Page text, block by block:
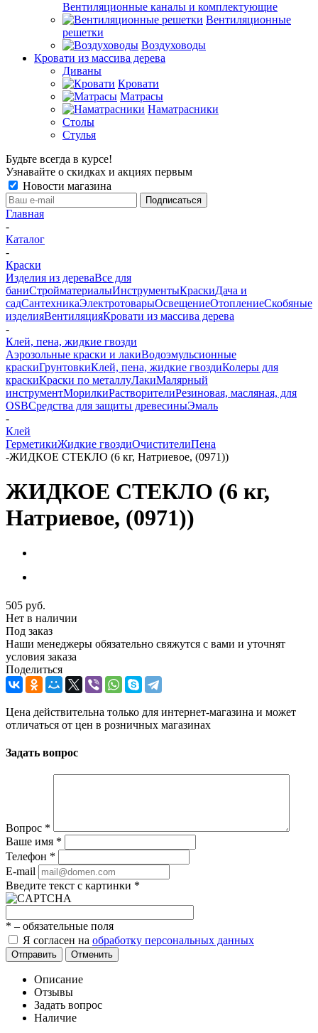
Вентиляционные каналы и комплектующие
Вентиляционные
решетки
Воздуховоды
Кровати из массива дерева
Диваны
Кровати
Матрасы
Наматрасники
Столы
Стулья
Будьте всегда в курсе!
Узнавайте о скидках и акциях первым
Новости магазина
Главная
-
Каталог
-
Краски
Изделия из дереваВсе для
баниСтройматериалыИнструментыКраскиДача и
садСантехникаЭлектротоварыОсвещениеОтоплениеСкобяные
изделияВентиляцияКровати из массива дерева
-
Клей, пена, жидкие гвозди
Аэрозольные краски и лакиВодоэмульсионные
краскиГрунтовкиКлей, пена, жидкие гвоздиКолеры для
краскиКраски по металлуЛакиМалярный
инструментМорилкиРастворителиРезиновая, масляная, для
OSBСредства для защиты древесиныЭмаль
-
Клей
ГерметикиЖидкие гвоздиОчистителиПена
-ЖИДКОЕ СТЕКЛО (6 кг, Натриевое, (0971))
ЖИДКОЕ СТЕКЛО (6 кг,
Натриевое, (0971))
505 руб.
Нет в наличии
Под заказ
Наши менеджеры обязательно свяжутся с вами и уточнят
условия заказа
Поделиться
Цена действительна только для интернет-магазина и может
отличаться от цен в розничных магазинах
Задать вопрос
Вопрос *
Ваше имя *
Телефон *
E-mail
Введите текст с картинки *
* – обязательные поля
Я согласен на обработку персональных данных
Отправить Отменить
Описание
Отзывы
Задать вопрос
Наличие